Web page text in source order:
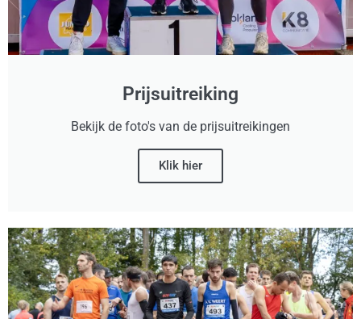
Prijsuitreiking
Bekijk de foto's van de prijsuitreikingen
Klik hier